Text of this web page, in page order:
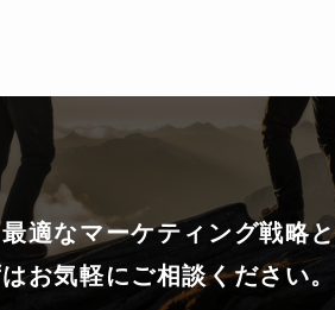
最適なマーケティング戦略と
お気軽にご相談ください。